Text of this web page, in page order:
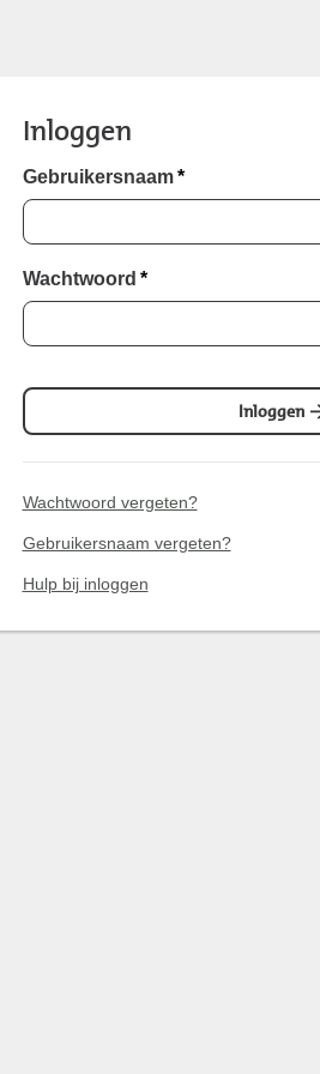
Inloggen
Gebruikersnaam *
Wachtwoord *
Inloggen
Wachtwoord vergeten?
Gebruikersnaam vergeten?
Hulp bij inloggen